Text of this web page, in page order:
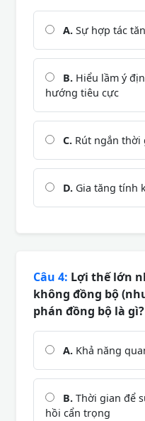
A. Sự hợp tác
B. Hiểu lầm ý
hướng tiêu cực
C. Rút ngắn thời
D. Gia tăng tính
Câu 4: Lợi thế lớn
không đồng bộ
phán đồng bộ là gì?
A. Khả năng
B. Thời gian để
hồi cẩn trọng